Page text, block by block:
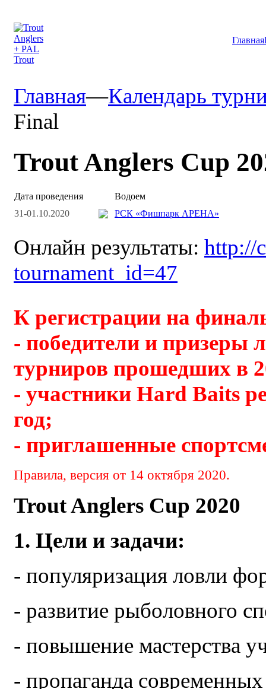
Главная
Главная—Календарь
Final
Trout Anglers Cup
Дата проведения
Водоем
31-01.10.2020
РСК «Фишпарк АРЕНА»
Онлайн результаты: http://
tournament_id=47
К регистрации на
- победители и призеры
турниров прошедших в
- участники Hard Baits
год;
- приглашенные
Правила, версия от 14 октября 2020.
Trout Anglers Cup 2020
1. Цели и задачи:
- популяризация ловли
- развитие рыболовного
- повышение мастерства
- пропаганда